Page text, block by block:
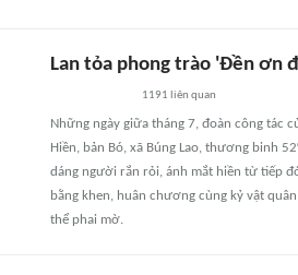
Lan tỏa phong trào 'Đền ơn
1191 liên quan
Những ngày giữa tháng 7, đoàn công tác
Hiền, bản Bó, xã Búng Lao, thương binh
dáng người rắn rỏi, ánh mắt hiền từ tiếp
bằng khen, huân chương cùng kỷ vật
thể phai mờ.